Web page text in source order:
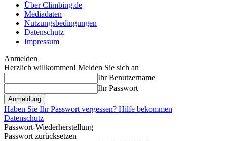
Über Climbing.de
Mediadaten
Nutzungsbedingungen
Datenschutz
Impressum
Anmelden
Herzlich willkommen! Melden Sie sich an
Ihr Benutzername
Ihr Passwort
Haben Sie Ihr Passwort vergessen? Hilfe bekommen
Datenschutz
Passwort-Wiederherstellung
Passwort zurücksetzen